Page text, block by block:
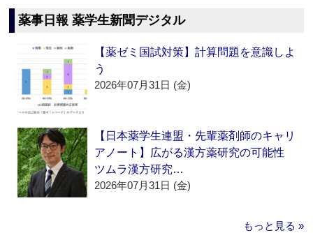
薬事日報 薬学生新聞デジタル
【薬ゼミ国試対策】計算問題を意識しよ
う
2026年07月31日 (金)
【日本薬学生連盟・先輩薬剤師のキャリ
アノート】広がる漢方薬研究の可能性
ツムラ漢方研究…
2026年07月31日 (金)
もっと見る »